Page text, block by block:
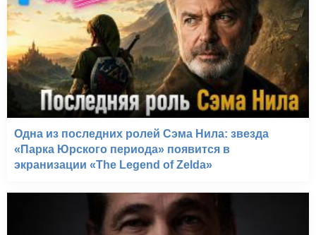
Боже, благослови
Америку! (2011)
Одна из последних ролей Сэма Нила: звезда
«Парка Юрского периода» появится в
экранизации «The Legend of Zelda»